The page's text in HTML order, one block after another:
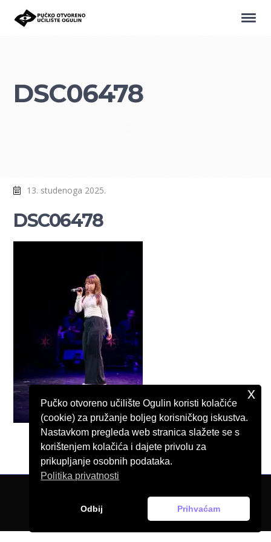
DSC06478
13. studenoga 2025.
DSC06478
© Pučko otvoreno učilište Ogulin, 2026.
Pučko otvoreno učilište Ogulin koristi kolačiće
(cookie) za pružanje boljeg korisničkog iskustva.
Nastavkom pregleda web stranica slažete se s
korištenjem kolačića i dajete privolu za
prikupljanje osobnih podataka.
Politika privatnosti
Odbij Prihvaćam
x